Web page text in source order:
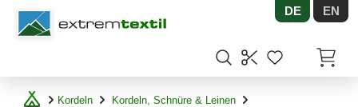
Shopware DE EN
Kordeln
Kordeln, Schnüre & Leinen